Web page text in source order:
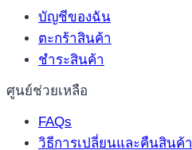
บัญชีของฉัน
ตะกร้าสินค้า
ชำระสินค้า
ศูนย์ช่วยเหลือ
FAQs
วิธีการเปลี่ยนและคืนสินค้า